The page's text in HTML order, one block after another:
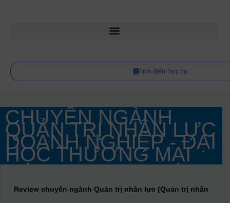
Tính điểm học bạ
CHUYÊN NGÀNH
QUẢN TRỊ NHÂN LỰC
DOANH NGHIỆP - ĐẠI
HỌC THƯƠNG MẠI
Review chuyên ngành Quản trị nhân lực (Quản trị nhân